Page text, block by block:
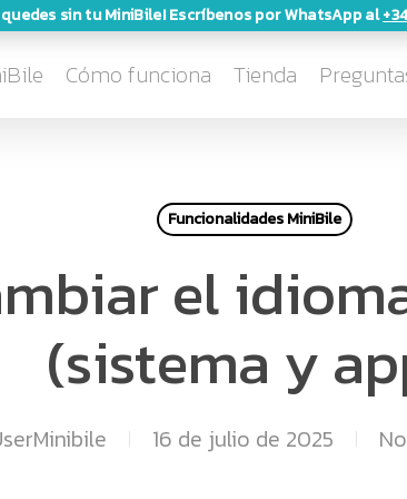
Cómo funciona Tienda
Funcionalidades MiniBile
el
(sistema y
16 de julio de 2025
quedes sin tu MiniBile! Escríbenos por WhatsApp al